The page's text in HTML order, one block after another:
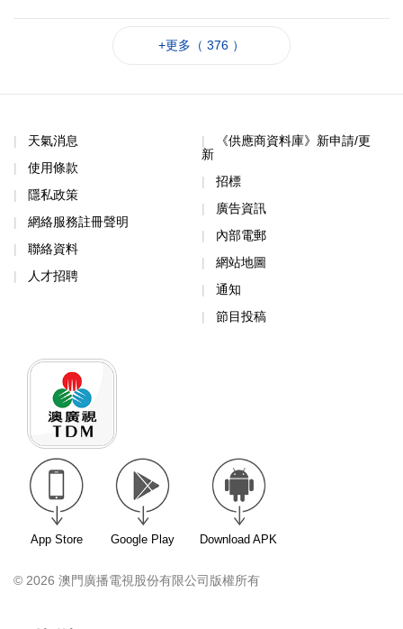
+更多（ 376 ）
天氣消息
使用條款
隱私政策
網絡服務註冊聲明
聯絡資料
人才招聘
《供應商資料庫》新申請/更
新
招標
廣告資訊
內部電郵
網站地圖
通知
節目投稿
App Store Google Play Download APK
© 2026 澳門廣播電視股份有限公司版權所有